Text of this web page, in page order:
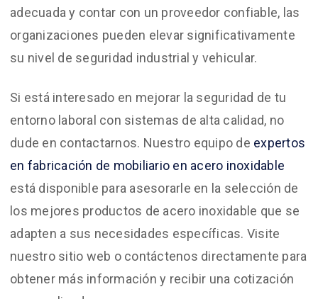
adecuada y contar con un proveedor confiable, las
organizaciones pueden elevar significativamente
su nivel de seguridad industrial y vehicular.
Si está interesado en mejorar la seguridad de tu
entorno laboral con sistemas de alta calidad, no
dude en contactarnos. Nuestro equipo de expertos
en fabricación de mobiliario en acero inoxidable
está disponible para asesorarle en la selección de
los mejores productos de acero inoxidable que se
adapten a sus necesidades específicas. Visite
nuestro sitio web o contáctenos directamente para
obtener más información y recibir una cotización